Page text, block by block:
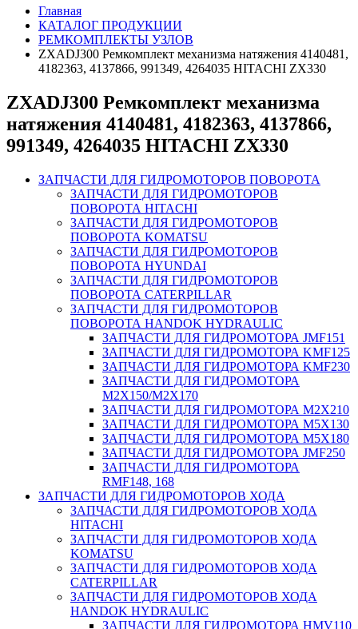
Главная
КАТАЛОГ ПРОДУКЦИИ
РЕМКОМПЛЕКТЫ УЗЛОВ
ZXADJ300 Ремкомплект механизма натяжения 4140481,
4182363, 4137866, 991349, 4264035 HITACHI ZX330
ZXADJ300 Ремкомплект механизма
натяжения 4140481, 4182363, 4137866,
991349, 4264035 HITACHI ZX330
ЗАПЧАСТИ ДЛЯ ГИДРОМОТОРОВ ПОВОРОТА
ЗАПЧАСТИ ДЛЯ ГИДРОМОТОРОВ
ПОВОРОТА HITACHI
ЗАПЧАСТИ ДЛЯ ГИДРОМОТОРОВ
ПОВОРОТА KOMATSU
ЗАПЧАСТИ ДЛЯ ГИДРОМОТОРОВ
ПОВОРОТА HYUNDAI
ЗАПЧАСТИ ДЛЯ ГИДРОМОТОРОВ
ПОВОРОТА CATERPILLAR
ЗАПЧАСТИ ДЛЯ ГИДРОМОТОРОВ
ПОВОРОТА HANDOK HYDRAULIC
ЗАПЧАСТИ ДЛЯ ГИДРОМОТОРА JMF151
ЗАПЧАСТИ ДЛЯ ГИДРОМОТОРА KMF125
ЗАПЧАСТИ ДЛЯ ГИДРОМОТОРА KMF230
ЗАПЧАСТИ ДЛЯ ГИДРОМОТОРА
M2X150/M2X170
ЗАПЧАСТИ ДЛЯ ГИДРОМОТОРА M2X210
ЗАПЧАСТИ ДЛЯ ГИДРОМОТОРА M5X130
ЗАПЧАСТИ ДЛЯ ГИДРОМОТОРА M5X180
ЗАПЧАСТИ ДЛЯ ГИДРОМОТОРА JMF250
ЗАПЧАСТИ ДЛЯ ГИДРОМОТОРА
RMF148, 168
ЗАПЧАСТИ ДЛЯ ГИДРОМОТОРОВ ХОДА
ЗАПЧАСТИ ДЛЯ ГИДРОМОТОРОВ ХОДА
HITACHI
ЗАПЧАСТИ ДЛЯ ГИДРОМОТОРОВ ХОДА
KOMATSU
ЗАПЧАСТИ ДЛЯ ГИДРОМОТОРОВ ХОДА
CATERPILLAR
ЗАПЧАСТИ ДЛЯ ГИДРОМОТОРОВ ХОДА
HANDOK HYDRAULIC
ЗАПЧАСТИ ДЛЯ ГИДРОМОТОРА HMV110